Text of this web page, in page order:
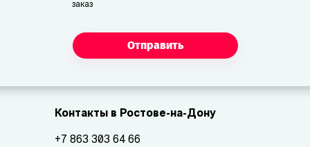
заказ
Отправить
Контакты в Ростове-на-Дону
+7 863 303 64 66